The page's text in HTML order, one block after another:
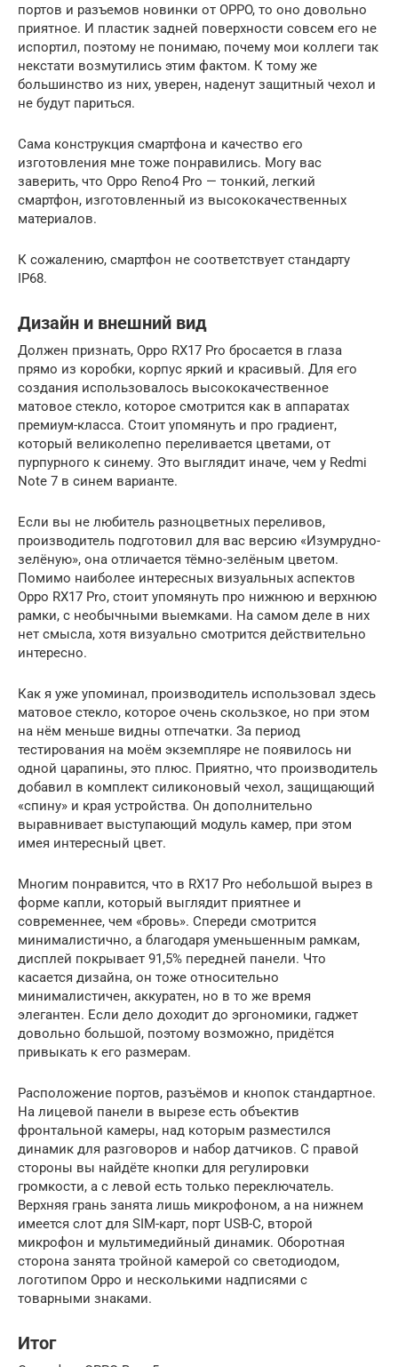
портов и разъемов новинки от OPPO, то оно довольно
приятное. И пластик задней поверхности совсем его не
испортил, поэтому не понимаю, почему мои коллеги так
некстати возмутились этим фактом. К тому же
большинство из них, уверен, наденут защитный чехол и
не будут париться.
Сама конструкция смартфона и качество его
изготовления мне тоже понравились. Могу вас
заверить, что Oppo Reno4 Pro — тонкий, легкий
смартфон, изготовленный из высококачественных
материалов.
К сожалению, смартфон не соответствует стандарту
IP68.
Дизайн и внешний вид
Должен признать, Oppo RX17 Pro бросается в глаза
прямо из коробки, корпус яркий и красивый. Для его
создания использовалось высококачественное
матовое стекло, которое смотрится как в аппаратах
премиум-класса. Стоит упомянуть и про градиент,
который великолепно переливается цветами, от
пурпурного к синему. Это выглядит иначе, чем у Redmi
Note 7 в синем варианте.
Если вы не любитель разноцветных переливов,
производитель подготовил для вас версию «Изумрудно-
зелёную», она отличается тёмно-зелёным цветом.
Помимо наиболее интересных визуальных аспектов
Oppo RX17 Pro, стоит упомянуть про нижнюю и верхнюю
рамки, с необычными выемками. На самом деле в них
нет смысла, хотя визуально смотрится действительно
интересно.
Как я уже упоминал, производитель использовал здесь
матовое стекло, которое очень скользкое, но при этом
на нём меньше видны отпечатки. За период
тестирования на моём экземпляре не появилось ни
одной царапины, это плюс. Приятно, что производитель
добавил в комплект силиконовый чехол, защищающий
«спину» и края устройства. Он дополнительно
выравнивает выступающий модуль камер, при этом
имея интересный цвет.
Многим понравится, что в RX17 Pro небольшой вырез в
форме капли, который выглядит приятнее и
современнее, чем «бровь». Спереди смотрится
минималистично, а благодаря уменьшенным рамкам,
дисплей покрывает 91,5% передней панели. Что
касается дизайна, он тоже относительно
минималистичен, аккуратен, но в то же время
элегантен. Если дело доходит до эргономики, гаджет
довольно большой, поэтому возможно, придётся
привыкать к его размерам.
Расположение портов, разъёмов и кнопок стандартное.
На лицевой панели в вырезе есть объектив
фронтальной камеры, над которым разместился
динамик для разговоров и набор датчиков. С правой
стороны вы найдёте кнопки для регулировки
громкости, а с левой есть только переключатель.
Верхняя грань занята лишь микрофоном, а на нижнем
имеется слот для SIM-карт, порт USB-C, второй
микрофон и мультимедийный динамик. Оборотная
сторона занята тройной камерой со светодиодом,
логотипом Oppo и несколькими надписями с
товарными знаками.
Итог